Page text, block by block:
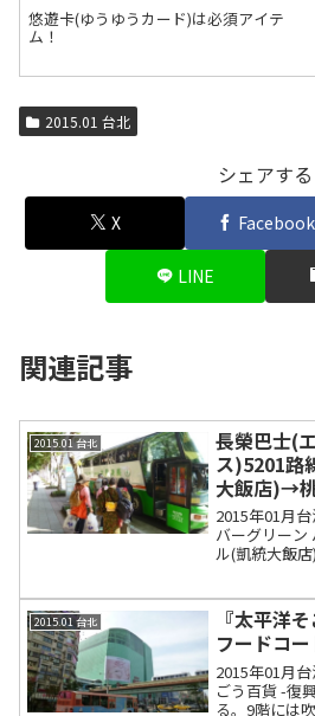
悠遊卡(ゆうゆうカード)は必須アイテ
ム！
2015.01 台北
シェアする
X Facebook
LINE
関連記事
2015.01 台北
長榮巴士(
ス)5201路
大飯店)→
2015年01月
バーグリーン
ル(凱統大飯
(凱統大飯店)
榮巴士(エバ
用。料金大
2015.01 台北
『太平洋
フードコ
2015年01月
ごう百貨 -復
る。9階には